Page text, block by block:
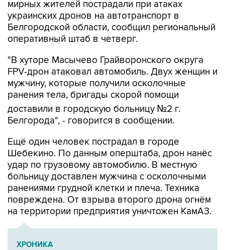
мирных жителей пострадали при атаках
украинских дронов на автотранспорт в
Белгородской области, сообщил региональный
оперативный штаб в четверг.
"В хуторе Масычево Грайворонского округа
FPV-дрон атаковал автомобиль. Двух женщин и
мужчину, которые получили осколочные
ранения тела, бригады скорой помощи
доставили в городскую больницу №2 г.
Белгорода", - говорится в сообщении.
Ещё один человек пострадал в городе
Шебекино. По данным оперштаба, дрон нанёс
удар по грузовому автомобилю. В местную
больницу доставлен мужчина с осколочными
ранениями грудной клетки и плеча. Техника
повреждена. От взрыва второго дрона огнём
на территории предприятия уничтожен КамАЗ.
ХРОНИКА